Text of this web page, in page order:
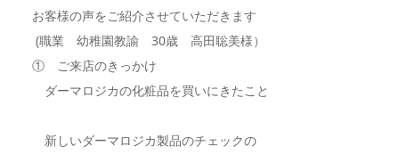
お客様の声をご紹介させていただきます
(職業 幼稚園教諭 30歳 高田聡美様）
① ご来店のきっかけ
ダーマロジカの化粧品を買いにきたこと
新しいダーマロジカ製品のチェックの